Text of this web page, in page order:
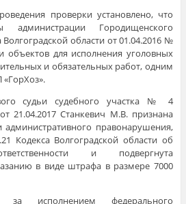
проверки установлено, что
администрации Городищенского
области от 01.04.2016 №
объектов для исполнения уголовных
и обязательных работ, одним
судьи судебного участка № 4
21.04.2017 Станкевич М.В. признана
правонарушения,
Кодекса Волгоградской области об
и подвергнута
в виде штрафа в размере 7000
исполнением федерального